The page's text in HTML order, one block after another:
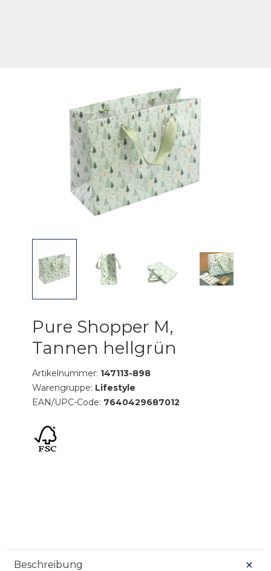
Pure Shopper M,
Tannen hellgrün
Artikelnummer: 147113-898
Warengruppe: Lifestyle
EAN/UPC-Code: 7640429687012
Beschreibung